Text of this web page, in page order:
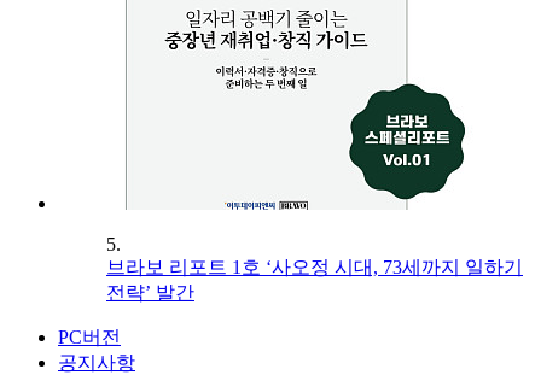
5.
브라보 리포트 1호 ‘사오정 시대, 73세까지 일하기
전략’ 발간
PC버전
공지사항